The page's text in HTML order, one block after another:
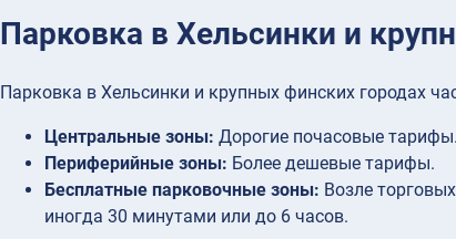
Парковка в Хельсинки и
Парковка в Хельсинки и крупных финских городах
Центральные зоны: Дорогие почасовые тарифы.
Периферийные зоны: Более дешевые тарифы.
Бесплатные парковочные зоны: Возле
иногда 30 минутами или до 6 часов.